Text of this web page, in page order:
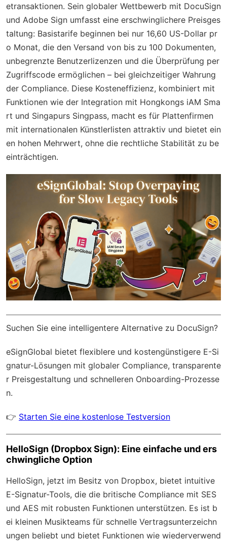
etransaktionen. Sein globaler Wettbewerb mit DocuSign
und Adobe Sign umfasst eine erschwinglichere Preisges
taltung: Basistarife beginnen bei nur 16,60 US-Dollar pr
o Monat, die den Versand von bis zu 100 Dokumenten,
unbegrenzte Benutzerlizenzen und die Überprüfung per
Zugriffscode ermöglichen – bei gleichzeitiger Wahrung
der Compliance. Diese Kosteneffizienz, kombiniert mit
Funktionen wie der Integration mit Hongkongs iAM Sma
rt und Singapurs Singpass, macht es für Plattenfirmen
mit internationalen Künstlerlisten attraktiv und bietet ein
en hohen Mehrwert, ohne die rechtliche Stabilität zu be
einträchtigen.
Suchen Sie eine intelligentere Alternative zu DocuSign?
eSignGlobal bietet flexiblere und kostengünstigere E-Si
gnatur-Lösungen mit globaler Compliance, transparente
r Preisgestaltung und schnelleren Onboarding-Prozesse
n.
👉 Starten Sie eine kostenlose Testversion
HelloSign (Dropbox Sign): Eine einfache und ers
chwingliche Option
HelloSign, jetzt im Besitz von Dropbox, bietet intuitive
E-Signatur-Tools, die die britische Compliance mit SES
und AES mit robusten Funktionen unterstützen. Es ist b
ei kleinen Musikteams für schnelle Vertragsunterzeichn
ungen beliebt und bietet Funktionen wie wiederverwend